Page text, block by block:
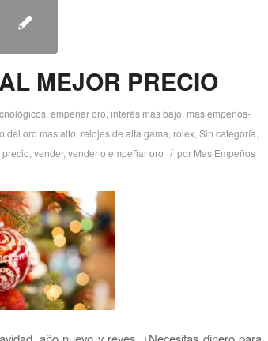
MEJOR PRECIO
, empeñar oro, interés más bajo, mas empeños-
del oro mas alto, relojes de alta gama, rolex, Sin categoría,
, vender, vender o empeñar oro / por Mas Empeños